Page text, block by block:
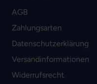
AGB
Zahlungsarten
Datenschutzerklärung
Versandinformationen
Widerrufsrecht